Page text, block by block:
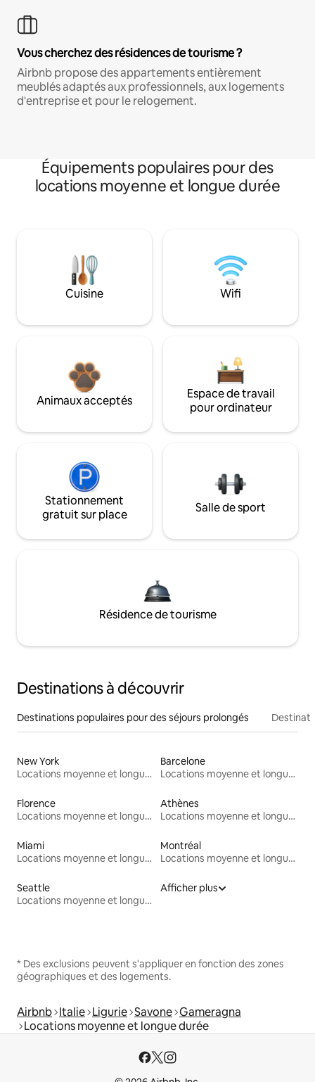
Vous cherchez des résidences de tourisme ?
Airbnb propose des appartements entièrement
meublés adaptés aux professionnels, aux logements
d'entreprise et pour le relogement.
Équipements populaires pour des
locations moyenne et longue durée
Cuisine Wifi
Animaux acceptés
Espace de travail
pour ordinateur
Stationnement
gratuit sur place
Salle de sport
Résidence de tourisme
Destinations à découvrir
Destinations populaires pour des séjours prolongés
New York
Locations moyenne et longue durée
Barcelone
Locations moyenne et longue durée
Florence
Locations moyenne et longue durée
Athènes
Locations moyenne et longue durée
Miami
Locations moyenne et longue durée
Montréal
Locations moyenne et longue durée
Seattle
Locations moyenne et longue durée
Afficher plus
* Des exclusions peuvent s'appliquer en fonction des zones
géographiques et des logements.
Airbnb Italie Ligurie Savone Gameragna
Locations moyenne et longue durée